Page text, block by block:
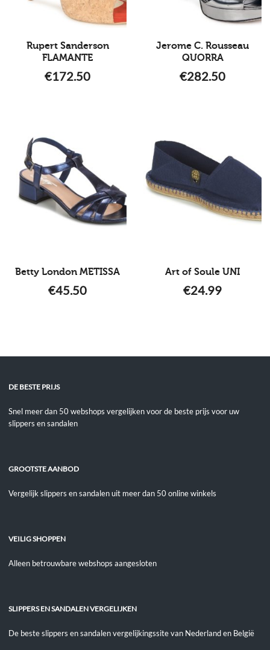
Rupert Sanderson
FLAMANTE
€172.50
Jerome C. Rousseau
QUORRA
€282.50
Betty London METISSA
€45.50
Art of Soule UNI
€24.99
DE BESTE PRIJS
Snel meer dan 50 webshops vergelijken voor de beste prijs voor uw
slippers en sandalen
GROOTSTE AANBOD
Vergelijk slippers en sandalen uit meer dan 50 online winkels
VEILIG SHOPPEN
Alleen betrouwbare webshops aangesloten
SLIPPERS EN SANDALEN VERGELIJKEN
De beste slippers en sandalen vergelijkingssite van Nederland en België